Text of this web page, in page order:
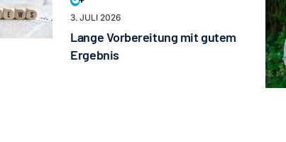
3. JULI 2026
Lange Vorbereitung mit gutem
Ergebnis